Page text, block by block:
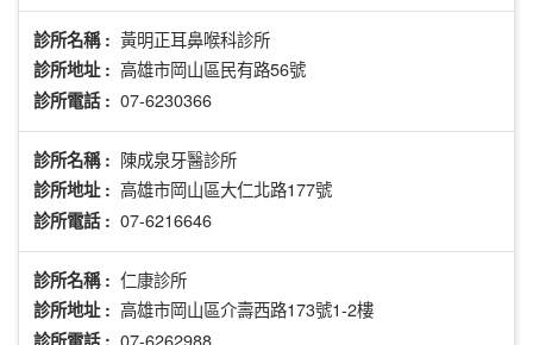
診所名稱 : 黃明正耳鼻喉科診所
診所地址 : 高雄市岡山區民有路56號
診所電話 : 07-6230366
診所名稱 : 陳成泉牙醫診所
診所地址 : 高雄市岡山區大仁北路177號
診所電話 : 07-6216646
診所名稱 : 仁康診所
診所地址 : 高雄市岡山區介壽西路173號1-2樓
診所電話 : 07-6262988